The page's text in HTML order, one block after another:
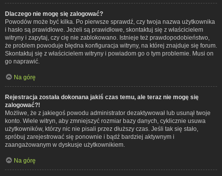
Dlaczego nie mogę się zalogować?
Powodów może być kilka. Po pierwsze sprawdź, czy twoja nazwa użytkownika
i hasło są prawidłowe. Jeżeli są prawidłowe, skontaktuj się z właścicielem
witryny i zapytaj, czy cię nie zablokowano. Istnieje też prawdopodobieństwo,
że problem powoduje błędna konfiguracja witryny, na której znajduje się forum.
Skontaktuj się z właścicielem witryny i powiadom go o tym problemie. Musi on
go naprawić.
Na górę
Rejestracja została dokonana jakiś czas temu, ale teraz nie mogę się
zalogować?!
Możliwe, że z jakiegoś powodu administrator dezaktywował lub usunął twoje
konto. Wiele witryn, aby zmniejszyć rozmiar bazy danych, cyklicznie usuwa
użytkowników, którzy nic nie pisali przez dłuższy czas. Jeśli tak się stało,
spróbuj zarejestrować się ponownie i bądź bardziej aktywnym i
zaangażowanym w dyskusje użytkownikiem.
Na górę